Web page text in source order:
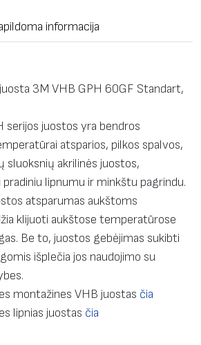
informacija
3M VHB GPH 60GF Standart,
serijos juostos yra bendros
atsparios, pilkos spalvos,
sluoksnių akrilinės juostos,
pradiniu lipnumu ir minkštu pagrindu.
atsparumas aukštoms
klijuoti aukštose temperatūrose
Be to, juostos gebėjimas sukibti
išplečia jos naudojimo su
montažines VHB juostas čia
lipnias juostas čia